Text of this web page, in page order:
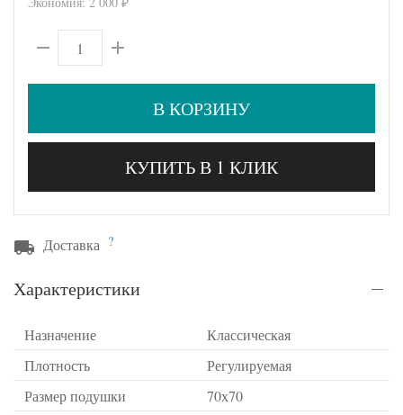
₽
В КОРЗИНУ
КУПИТЬ В 1 КЛИК
Доставка ?
Характеристики
Назначение
Классическая
Плотность
Регулируемая
Размер подушки
70х70